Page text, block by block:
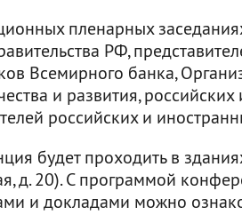
пленарных
РФ,
Всемирного банка,
и развития,
российских и
будет проходить в
д. 20). С программой
и докладами можно